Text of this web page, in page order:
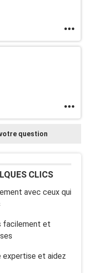
question
CLICS
avec ceux qui
facilement et
et aidez